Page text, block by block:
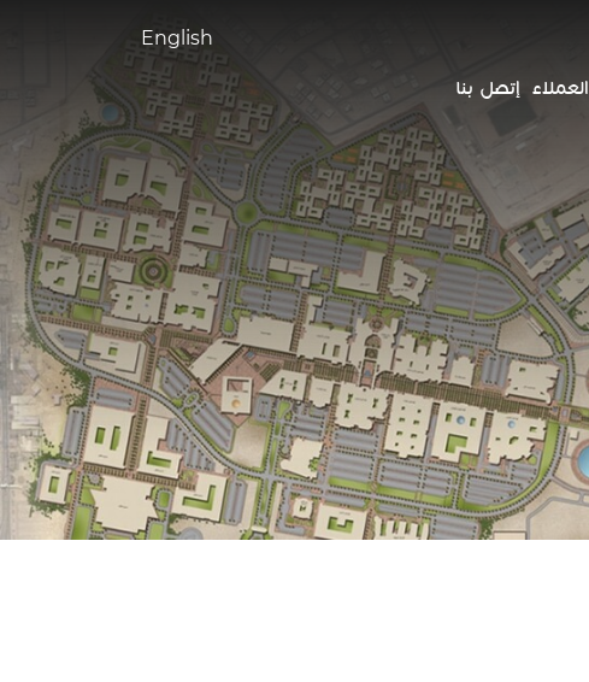
English
العملاء إتصل بنا